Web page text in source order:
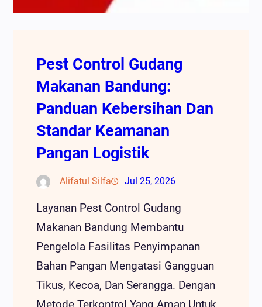
Pest Control Gudang
Makanan Bandung:
Panduan Kebersihan Dan
Standar Keamanan
Pangan Logistik
Alifatul Silfa Jul 25, 2026
Layanan Pest Control Gudang
Makanan Bandung Membantu
Pengelola Fasilitas Penyimpanan
Bahan Pangan Mengatasi Gangguan
Tikus, Kecoa, Dan Serangga. Dengan